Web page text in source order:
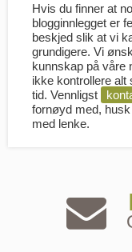
Hvis du finner at
blogginnlegget er
beskjed slik at vi
grundigere. Vi
kunnskap på våre
ikke kontrollere alt
tid. Vennligst
fornøyd med,
med lenke.